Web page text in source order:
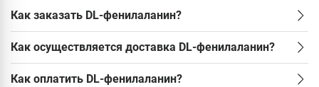
Как заказать DL-фенилаланин?
Как осуществляется доставка DL-фенилаланин?
Как оплатить DL-фенилаланин?